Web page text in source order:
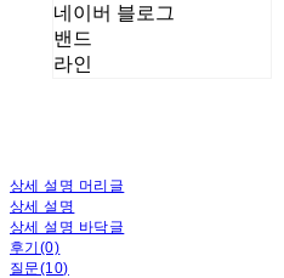
네이버 블로그
밴드
라인
상세 설명 머리글
상세 설명
상세 설명 바닥글
후기(0)
질문(10)